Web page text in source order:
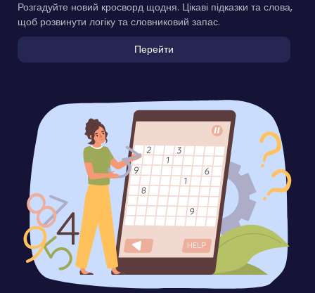
Розгадуйте новий кросворд щодня. Цікаві підказки та слова,
щоб розвинути логіку та словниковий запас.
Перейти